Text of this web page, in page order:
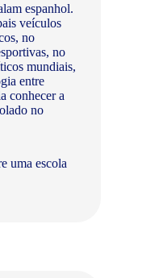
espanhol.
veículos
no
no
mundiais,
entre
conhecer a
no
uma escola